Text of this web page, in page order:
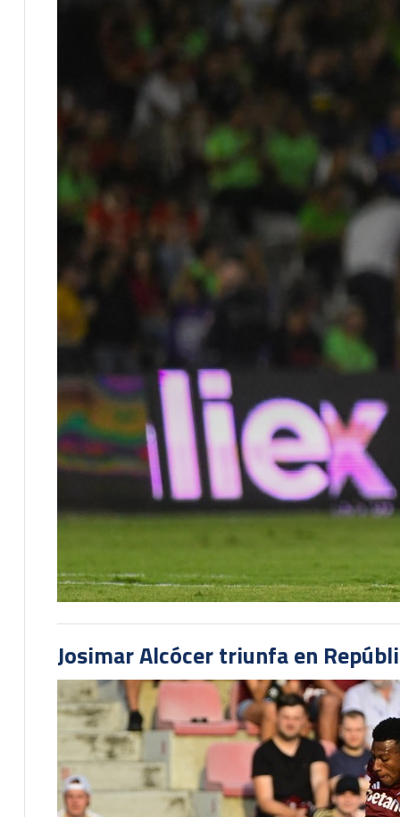
Josimar Alcócer triunfa en